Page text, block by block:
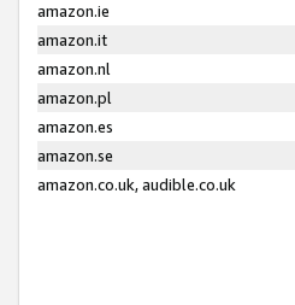
amazon.ie
amazon.it
amazon.nl
amazon.pl
amazon.es
amazon.se
amazon.co.uk, audible.co.uk